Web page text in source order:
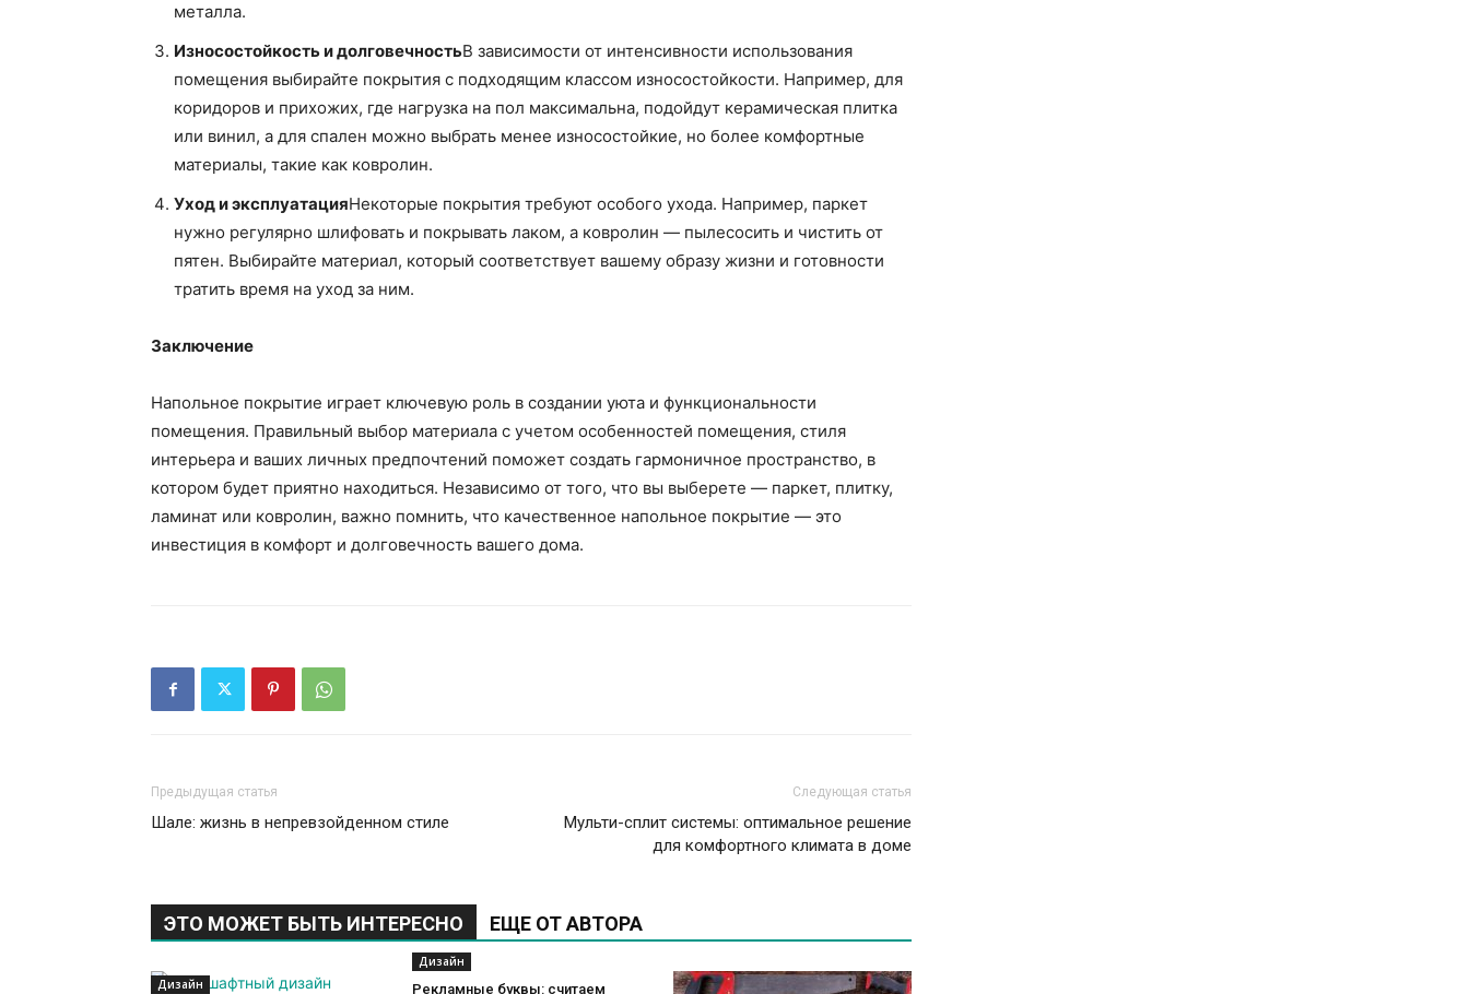
металла.
Износостойкость и долговечностьВ зависимости от интенсивности использования
помещения выбирайте покрытия с подходящим классом износостойкости. Например, для
коридоров и прихожих, где нагрузка на пол максимальна, подойдут керамическая плитка
или винил, а для спален можно выбрать менее износостойкие, но более комфортные
материалы, такие как ковролин.
Уход и эксплуатацияНекоторые покрытия требуют особого ухода. Например, паркет
нужно регулярно шлифовать и покрывать лаком, а ковролин — пылесосить и чистить от
пятен. Выбирайте материал, который соответствует вашему образу жизни и готовности
тратить время на уход за ним.
Заключение
Напольное покрытие играет ключевую роль в создании уюта и функциональности
помещения. Правильный выбор материала с учетом особенностей помещения, стиля
интерьера и ваших личных предпочтений поможет создать гармоничное пространство, в
котором будет приятно находиться. Независимо от того, что вы выберете — паркет, плитку,
ламинат или ковролин, важно помнить, что качественное напольное покрытие — это
инвестиция в комфорт и долговечность вашего дома.
Предыдущая статья
Шале: жизнь в непревзойденном стиле
Следующая статья
Мульти-сплит системы: оптимальное решение
для комфортного климата в доме
ЭТО МОЖЕТ БЫТЬ ИНТЕРЕСНО ЕЩЕ ОТ АВТОРА
Дизайн
Дизайн
Рекламные буквы: считаем